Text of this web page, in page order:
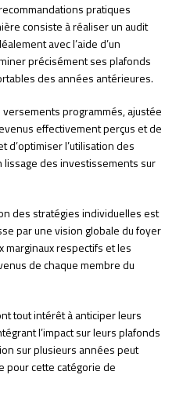
pratiques
consiste à réaliser un audit
avec l’aide d’un
précisément ses plafonds
des années antérieures.
programmés, ajustée
effectivement perçus et de
d’optimiser l’utilisation des
lissage des investissements sur
des stratégies individuelles est
par une vision globale du foyer
marginaux respectifs et les
de chaque membre du
tout intérêt à anticiper leurs
l’impact sur leurs plafonds
sur plusieurs années peut
pour cette catégorie de